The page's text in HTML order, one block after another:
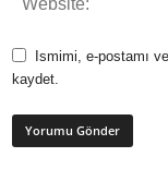
Ismimi, e-postamı
kaydet.